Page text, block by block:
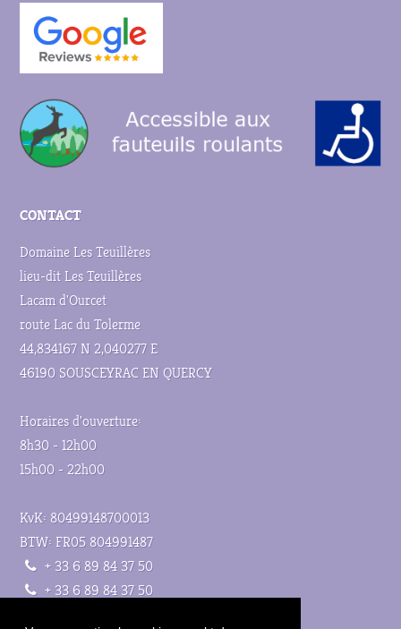
CONTACT
Domaine Les Teuillères
lieu-dit Les Teuillères
Lacam d'Ourcet
route Lac du Tolerme
44,834167 N 2,040277 E
46190 SOUSCEYRAC EN QUERCY
Horaires d'ouverture:
8h30 - 12h00
15h00 - 22h00
KvK: 80499148700013
BTW: FR05 804991487
+ 33 6 89 84 37 50
+ 33 6 89 84 37 50